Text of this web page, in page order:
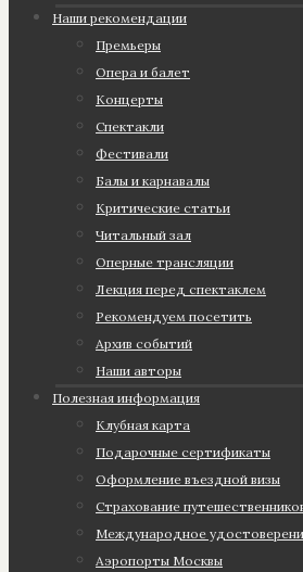
Наши рекомендации
Премьеры
Опера и балет
Концерты
Спектакли
Фестивали
Балы и карнавалы
Критические статьи
Читальный зал
Оперные трансляции
Лекция перед спектаклем
Рекомендуем посетить
Архив событий
Наши авторы
Полезная информация
Клубная карта
Подарочные сертификаты
Оформление въездной визы
Страхование
Международное
Аэропорты Москвы